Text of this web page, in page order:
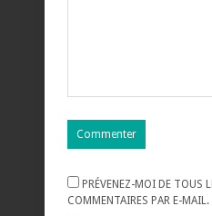
PRÉVENEZ-MOI DE TOUS
COMMENTAIRES PAR E-MAIL.